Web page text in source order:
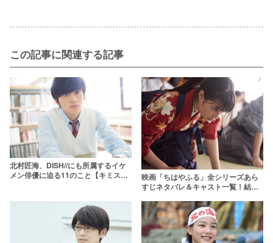
この記事に関連する記事
北村匠海、DISH//にも所属するイケ
メン俳優に迫る11のこと【キミスイ
映画「ちはやふる」全シリーズあら
すじネタバレ＆キャスト一覧！結末